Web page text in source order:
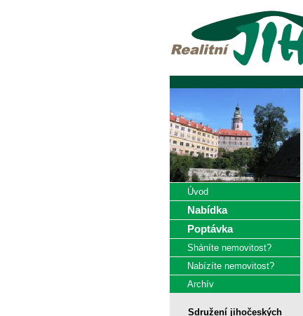
Úvod
Nabídka
Poptávka
Sháníte nemovitost?
Nabízíte nemovitost?
Archív
Sdružení jihočeských